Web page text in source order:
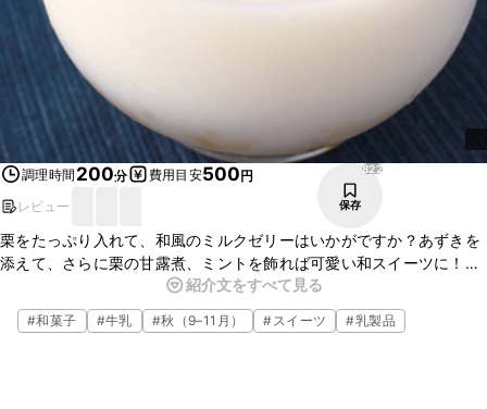
調理時間 200分 費用目安500円
レビュー
822
保存
栗をたっぷり入れて、和風のミルクゼリーはいかがですか？あずきを
添えて、さらに栗の甘露煮、ミントを飾れば可愛い和スイーツに！お
もてなしにもぴったりな一品になります。簡単に出来上がるので、ぜ
ひ作ってみてくださいね。
紹介文をすべて見る
#和菓子 #牛乳 #秋（9–11月） #スイーツ #乳製品